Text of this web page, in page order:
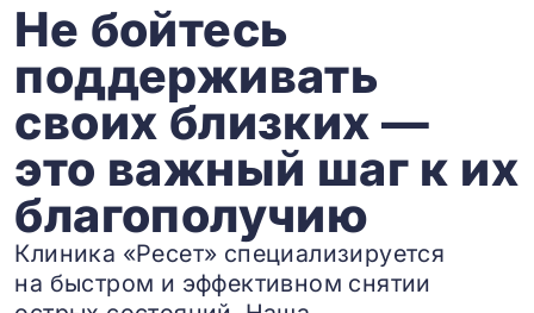
Не бойтесь
поддерживать
своих близких —
это важный шаг к их
благополучию
Клиника «Ресет» специализируется
на быстром и эффективном снятии